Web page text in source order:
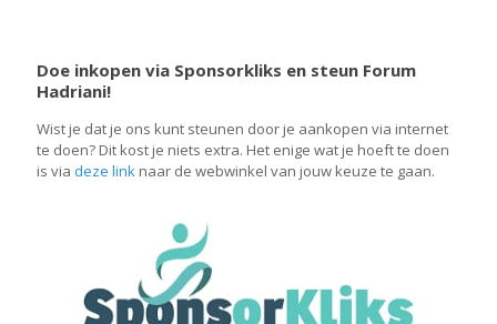
Doe inkopen via Sponsorkliks en steun Forum
Hadriani!
Wist je dat je ons kunt steunen door je aankopen via internet
te doen? Dit kost je niets extra. Het enige wat je hoeft te doen
is via deze link naar de webwinkel van jouw keuze te gaan.